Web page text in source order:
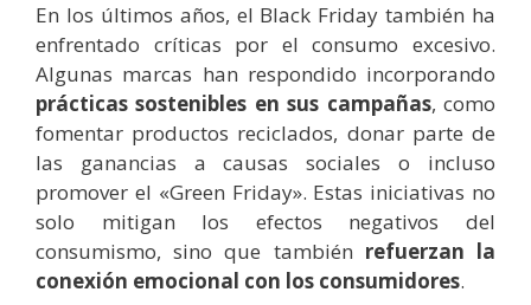
En los últimos años, el Black Friday también ha
enfrentado críticas por el consumo excesivo.
Algunas marcas han respondido incorporando
prácticas sostenibles en sus campañas, como
fomentar productos reciclados, donar parte de
las ganancias a causas sociales o incluso
promover el «Green Friday». Estas iniciativas no
solo mitigan los efectos negativos del
consumismo, sino que también refuerzan la
conexión emocional con los consumidores.